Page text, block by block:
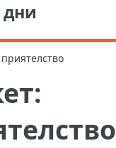
приятелство